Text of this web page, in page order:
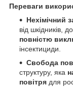
Переваги
Нехімічний
від шкідників,
повністю
інсектициди.
Свобода
структуру, яка
повітря для